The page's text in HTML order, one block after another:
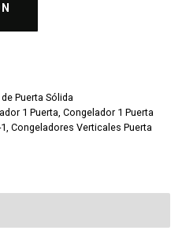
Puerta Sólida
1 Puerta Congelador 1 Puerta
Congeladores Verticales Puerta